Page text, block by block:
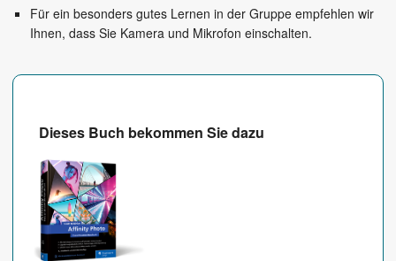
Für ein besonders gutes Lernen in der Gruppe empfehlen wir
Ihnen, dass Sie Kamera und Mikrofon einschalten.
Dieses Buch bekommen Sie dazu